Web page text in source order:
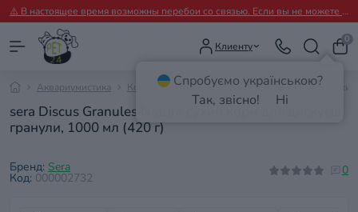
⚠️ В настоящее время возможны перебои со связью. Если вы не можете дозвониться, пожалуйста, пишите нам в Viber.
Клиенту
0
Аквариумистика Корм для рыб sera Discus Granules Nature
sera Discus Granules Nature сухий корм для дискусів,
гранули, 1000 мл (420 г)
Бренд: Sera
Код: 000002732
0
Спробуємо українською?
Так, звісно!
Ні